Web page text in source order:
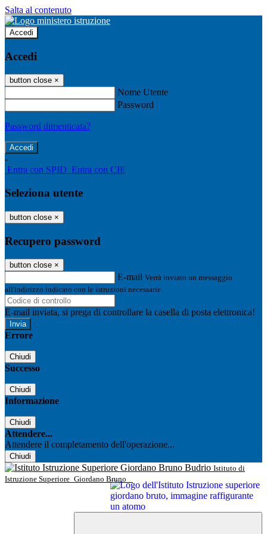
Salta al contenuto
Accedi
Accedi
button close ×
Nome Utente
Password
Password dimenticata?
-
Entra con SPID Entra con CIE
Seleziona utente
button close ×
Recupero password
button close ×
E-mail Verrà inviato un messaggio
all'indirizzo indicato con le istruzioni necessarie.
E-mail inviata, si prega di controllare la casella di posta elettronica!
Errore
Chiudi
Successo
Chiudi
Informazione
Chiudi
Attendere...
Attendere il completamento dell'operazione...
Chiudi
Istituto di
Istruzione Superiore Giordano Bruno